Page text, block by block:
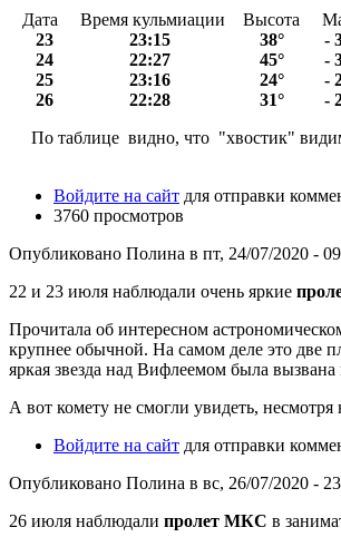
Дата Время кульмиации
23 23:15 38° -
24 22:27 45° -
25 23:16 24° -
26 22:28 31° -
По таблице видно, что "хвостик"
Войдите на сайт для отправки
3760 просмотров
Опубликовано Полина в пт, 24/07/2020 -
22 и 23 июля наблюдали очень яркие
Прочитала об интересном
крупнее обычной. На самом деле это две
яркая звезда над Вифлеемом была
А вот комету не смогли увидеть,
Войдите на сайт для отправки
Опубликовано Полина в вс, 26/07/2020 -
26 июля наблюдали пролет МКС в